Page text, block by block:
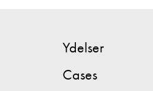
Ydelser
Cases